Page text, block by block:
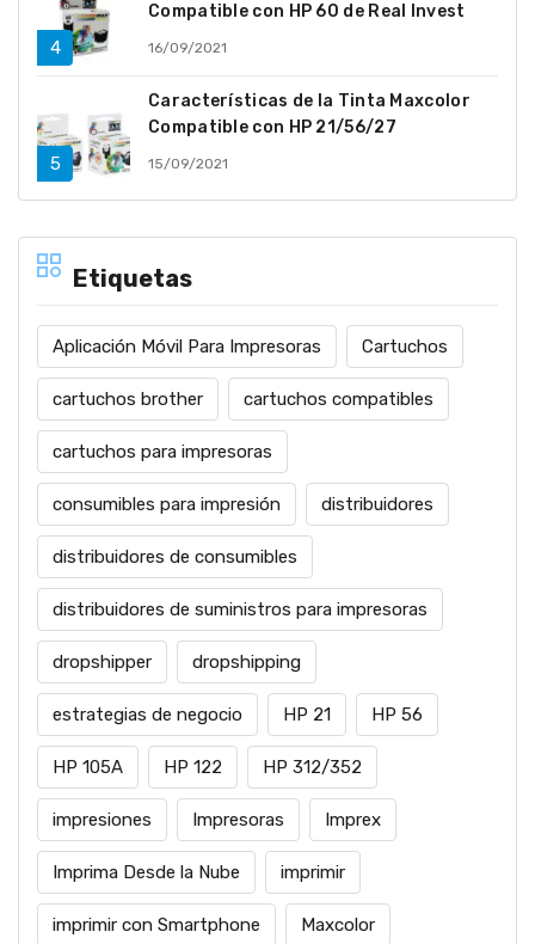
Compatible con HP 60 de Real Invest
16/09/2021
Características de la Tinta Maxcolor
Compatible con HP 21/56/27
15/09/2021
Etiquetas
Aplicación Móvil Para Impresoras Cartuchos
cartuchos brother cartuchos compatibles
cartuchos para impresoras
consumibles para impresión distribuidores
distribuidores de consumibles
distribuidores de suministros para impresoras
dropshipper dropshipping
estrategias de negocio HP 21 HP 56
HP 105A HP 122 HP 312/352
impresiones Impresoras Imprex
Imprima Desde la Nube imprimir
imprimir con Smartphone Maxcolor